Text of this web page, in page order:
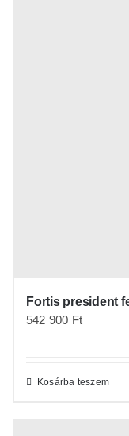
Fortis president
542 900 Ft
Kosárba teszem